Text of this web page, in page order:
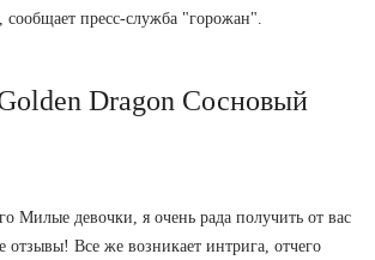
сообщает пресс-служба "горожан".
Dragon Сосновый
Милые девочки, я очень рада получить от вас
отзывы! Все же возникает интрига, отчего